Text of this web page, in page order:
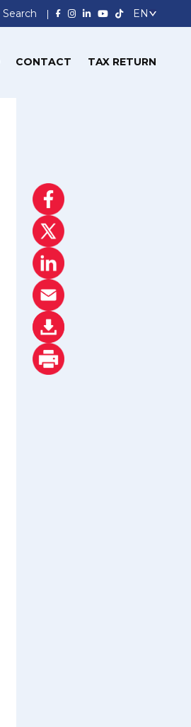
Search
CONTACT TAX RETURN